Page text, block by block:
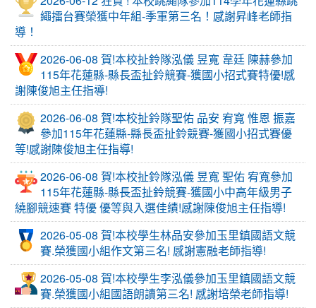
繩擂台賽榮獲中年組-季軍第三名！感謝昇峰老師指
導！
2026-06-08 賀!本校扯鈴隊泓儀 昱寬 韋廷 陳赫參加
115年花蓮縣-縣長盃扯鈴競賽-獲國小招式賽特優!感
謝陳俊旭主任指導!
2026-06-08 賀!本校扯鈴隊聖佑 品安 宥寬 惟恩 振嘉
參加115年花蓮縣-縣長盃扯鈴競賽-獲國小招式賽優
等!感謝陳俊旭主任指導!
2026-06-08 賀!本校扯鈴隊泓儀 昱寬 聖佑 宥寬參加
115年花蓮縣-縣長盃扯鈴競賽-獲國小中高年級男子
繞腳競速賽 特優 優等與入選佳績!感謝陳俊旭主任指導!
2026-05-08 賀!本校學生林品安參加玉里鎮國語文競
賽.榮獲國小組作文第三名! 感謝憲融老師指導!
2026-05-08 賀!本校學生李泓儀參加玉里鎮國語文競
賽.榮獲國小組國語朗讀第三名! 感謝培榮老師指導!